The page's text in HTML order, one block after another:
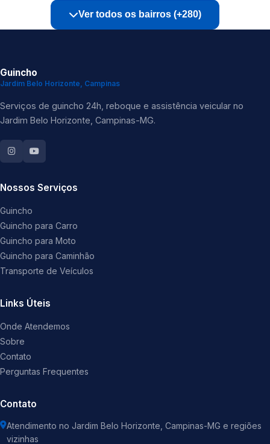
Ver todos os bairros (+280)
Guincho
Jardim Belo Horizonte, Campinas
Serviços de guincho 24h, reboque e assistência veicular no
Jardim Belo Horizonte, Campinas-MG.
Nossos Serviços
Guincho
Guincho para Carro
Guincho para Moto
Guincho para Caminhão
Transporte de Veículos
Links Úteis
Onde Atendemos
Sobre
Contato
Perguntas Frequentes
Contato
Atendimento no Jardim Belo Horizonte, Campinas-MG e regiões
vizinhas